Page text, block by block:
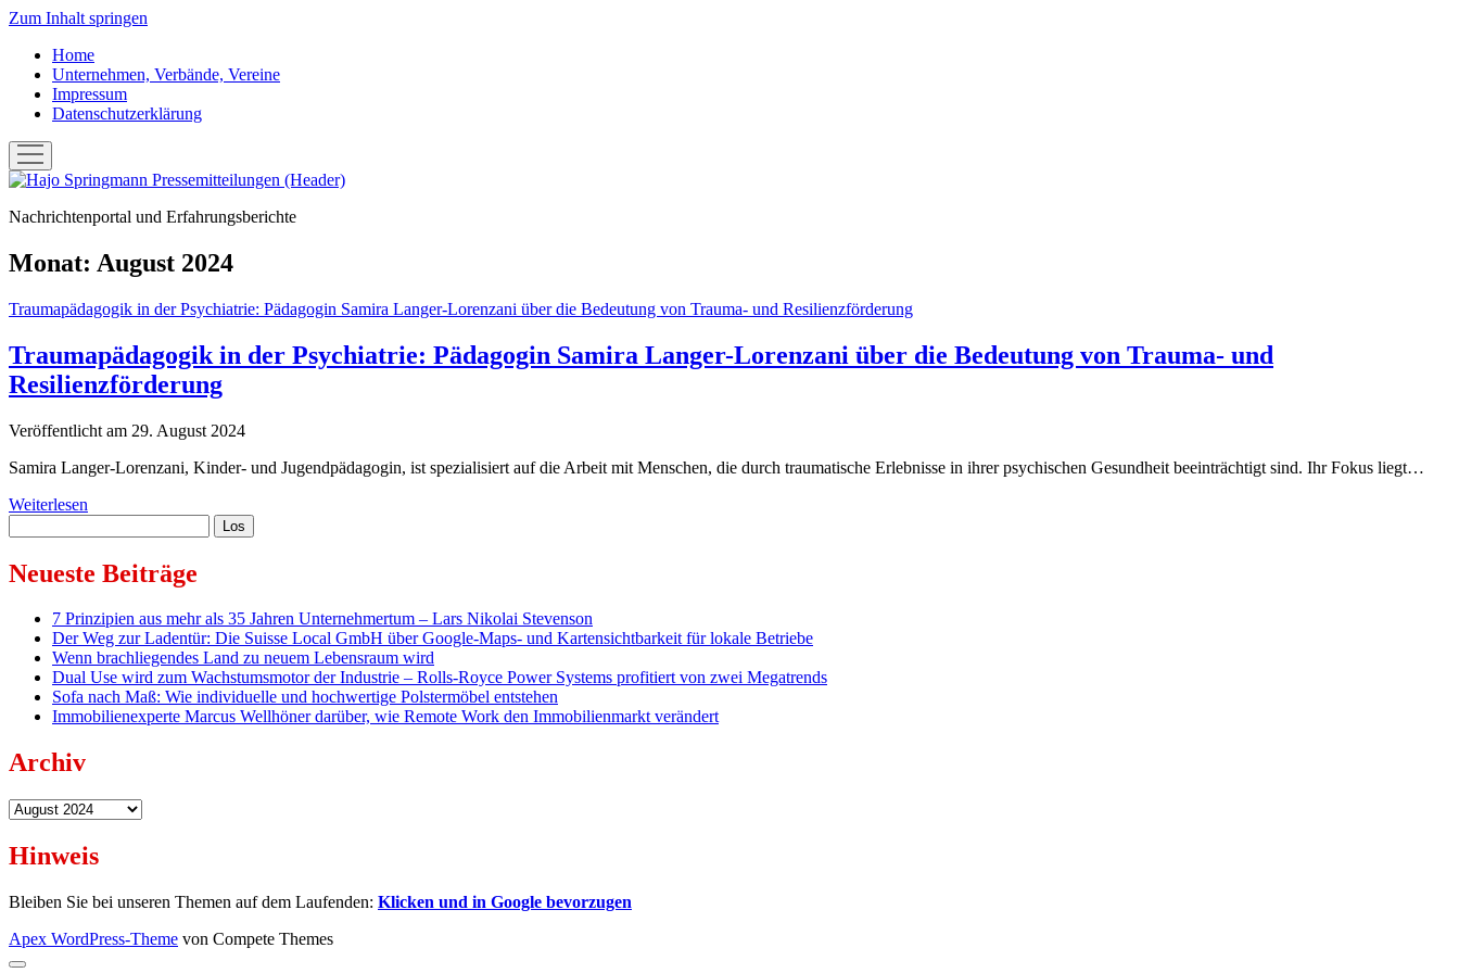
Zum Inhalt springen
Home
Unternehmen, Verbände, Vereine
Impressum
Datenschutzerklärung
Menü
öffnen
Hans-
"Hajo"
Pressemitteilungen
Nachrichtenportal und Erfahrungsberichte
Monat: August 2024
Traumapädagogik in der Psychiatrie: Pädagogin Samira Langer-Lorenzani über die Bedeutung von Trauma- und Resilienzförderung
Traumapädagogik in der Psychiatrie: Pädagogin Samira Langer-Lorenzani über die Bedeutung von Trauma- und
Resilienzförderung
Veröffentlicht am 29. August 2024
Samira Langer-Lorenzani, Kinder- und Jugendpädagogin, ist spezialisiert auf die Arbeit mit Menschen, die durch traumatische Erlebnisse in ihrer psychischen Gesundheit beeinträchtigt sind. Ihr Fokus liegt…
Weiterlesen
der
Psychiatrie:
Pädagogin
Langer-
Lorenzani
über
die
Bedeutung
von
Neueste Beiträge
7 Prinzipien aus mehr als 35 Jahren Unternehmertum – Lars Nikolai Stevenson
Der Weg zur Ladentür: Die Suisse Local GmbH über Google-Maps- und Kartensichtbarkeit für lokale Betriebe
Wenn brachliegendes Land zu neuem Lebensraum wird
Dual Use wird zum Wachstumsmotor der Industrie – Rolls-Royce Power Systems profitiert von zwei Megatrends
Sofa nach Maß: Wie individuelle und hochwertige Polstermöbel entstehen
Immobilienexperte Marcus Wellhöner darüber, wie Remote Work den Immobilienmarkt verändert
Archiv
Archiv
Hinweis
Bleiben Sie bei unseren Themen auf dem Laufenden: Klicken und in Google bevorzugen
Apex WordPress-Theme von Compete Themes